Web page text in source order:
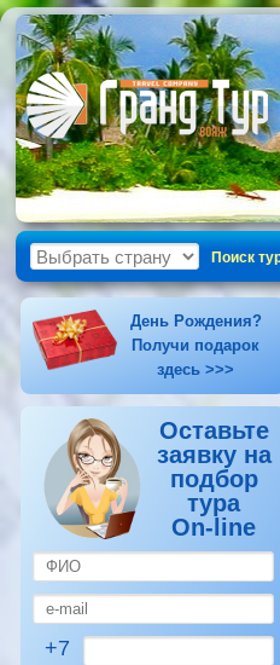
Поиск
День Рождения?
Получи подарок
здесь >>>
Оставьте
заявку на
подбор
тура
On-line
+7